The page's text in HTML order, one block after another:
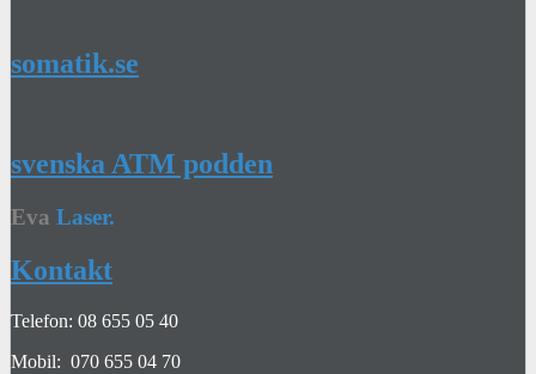
somatik.se
svenska ATM podden
Eva Laser.
Kontakt
Telefon: 08 655 05 40
Mobil: 070 655 04 70